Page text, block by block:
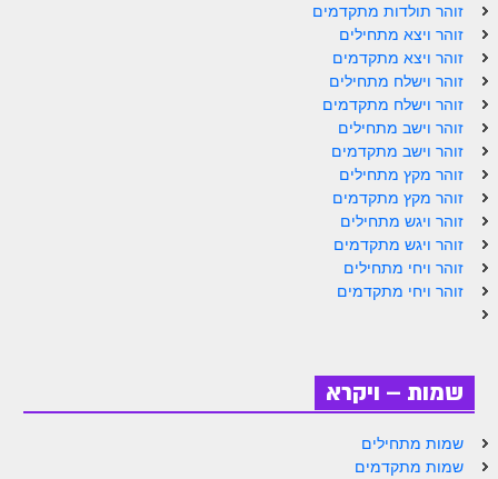
הזוהר הקדוש פרשת בהר למתחילים
הזוהר הקדוש פרשת בהר – מתקדמים
זוהר בחוקותי למתחילים
זוהר הקדוש בחוקותי למתקדמים
ספר הזוהר – במדבר
זוהר במדבר מתחילים
זוהר במדבר מתקדמים
זוהר בהעלותך למתחילים
זוהר בהעלותך למתקדמים
זוהר תולדות מתקדמים
זוהר ויצא מתחילים
זוהר ויצא מתקדמים
זוהר וישלח מתחילים
זוהר וישלח מתקדמים
זוהר וישב מתחילים
זוהר וישב מתקדמים
זוהר מקץ מתחילים
זוהר מקץ מתקדמים
זוהר ויגש מתחילים
זוהר ויגש מתקדמים
זוהר ויחי מתחילים
זוהר ויחי מתקדמים
שמות – ויקרא
שמות מתחילים
שמות מתקדמים